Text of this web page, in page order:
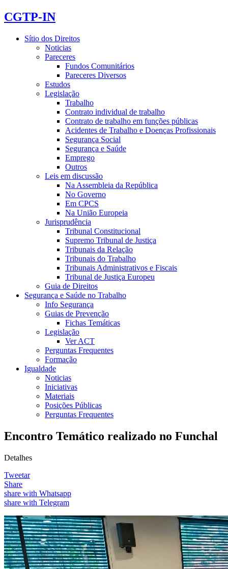
CGTP-IN
Sítio dos Direitos
Noticias
Pareceres
Fundos Comunitários
Pareceres Diversos
Estudos
Legislação
Trabalho
Contrato individual de trabalho
Contrato de trabalho em funções públicas
Acidentes de Trabalho e Doenças Profissionais
Segurança Social
Segurança e Saúde
Emprego
Outros
Leis em discussão
Na Assembleia da República
No Governo
Em CPCS
Na União Europeia
Jurisprudência
Tribunal Constitucional
Supremo Tribunal de Justiça
Tribunais da Relação
Tribunais do Trabalho
Tribunais Administrativos e Fiscais
Tribunal de Justiça Europeu
Guia de Direitos
Segurança e Saúde no Trabalho
Info Segurança
Guias de Prevenção
Fichas Temáticas
Legislação
Ver ACT
Perguntas Frequentes
Formação
Igualdade
Noticias
Iniciativas
Materiais
Posições Públicas
Perguntas Frequentes
Encontro Temático realizado no Funchal
Detalhes
Tweetar
Share
share with Whatsapp
share with Telegram